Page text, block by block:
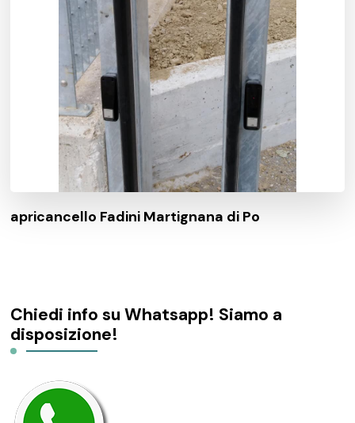
apricancello Fadini Martignana di Po
Chiedi info su Whatsapp! Siamo a
disposizione!